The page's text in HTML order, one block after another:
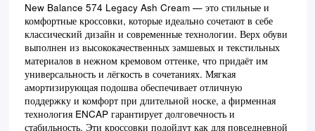
New Balance 574 Legacy Ash Cream — это стильные и
комфортные кроссовки, которые идеально сочетают в себе
классический дизайн и современные технологии. Верх обуви
выполнен из высококачественных замшевых и текстильных
материалов в нежном кремовом оттенке, что придаёт им
универсальность и лёгкость в сочетаниях. Мягкая
амортизирующая подошва обеспечивает отличную
поддержку и комфорт при длительной носке, а фирменная
технология ENCAP гарантирует долговечность и
стабильность. Эти кроссовки подойдут как для повседневной